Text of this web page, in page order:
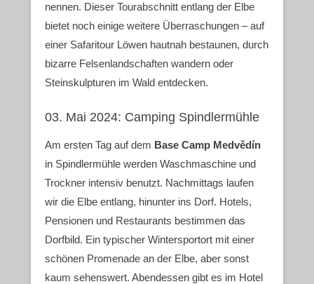
nennen. Dieser Tourabschnitt entlang der Elbe
bietet noch einige weitere Überraschungen – auf
einer Safaritour Löwen hautnah bestaunen, durch
bizarre Felsenlandschaften wandern oder
Steinskulpturen im Wald entdecken.
03. Mai 2024: Camping Spindlermühle
Am ersten Tag auf dem Base Camp Medvědín
in Spindlermühle werden Waschmaschine und
Trockner intensiv benutzt. Nachmittags laufen
wir die Elbe entlang, hinunter ins Dorf. Hotels,
Pensionen und Restaurants bestimmen das
Dorfbild. Ein typischer Wintersportort mit einer
schönen Promenade an der Elbe, aber sonst
kaum sehenswert. Abendessen gibt es im Hotel